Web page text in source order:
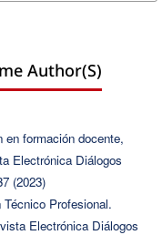
Author(s)
en formación docente,
Electrónica Diálogos
(2023)
Técnico Profesional.
Electrónica Diálogos